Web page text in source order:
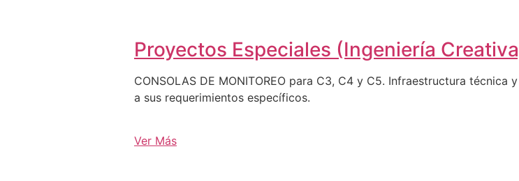
Proyectos Especiales (Ingeniería
CONSOLAS DE MONITOREO para C3, C4 y C5. Infraestructura
a sus requerimientos específicos.
Ver Más